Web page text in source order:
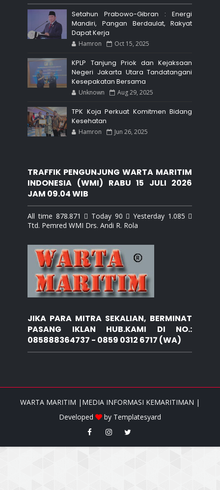
Setahun Prabowo-Gibran : Energi
Mandiri, Pangan Berdaulat, Rakyat
Dapat Kerja
Hamron Oct 15, 2025
KPLP Tanjung Priok dan Kejaksaan
Negeri Jakarta Utara Tandatangani
Kesepakatan Bersama
Unknown Aug 29, 2025
TPK Koja Perkuat Komitmen Bidang
Kesehatan
Hamron Jun 26, 2025
TRAFFIK PENGUNJUNG WARTA MARITIM
INDONESIA (WMI) RABU 15 JULI 2026
JAM 09.04 WIB
All time 878.871  Today 90  Yesterday 1.085 
Ttd. Pemred WMI Drs. Andi R. Rola
JIKA PARA MITRA SEKALIAN, BERMINAT
PASANG IKLAN HUB.KAMI DI NO.:
085888364737 - 0859 0312 6717 (WA)
WARTA MARITIM |MEDIA INFORMASI KEMARITIMAN |
Developed
by Templatesyard